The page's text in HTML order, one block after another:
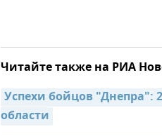
Читайте также на РИА
Успехи бойцов "Днепра":
области